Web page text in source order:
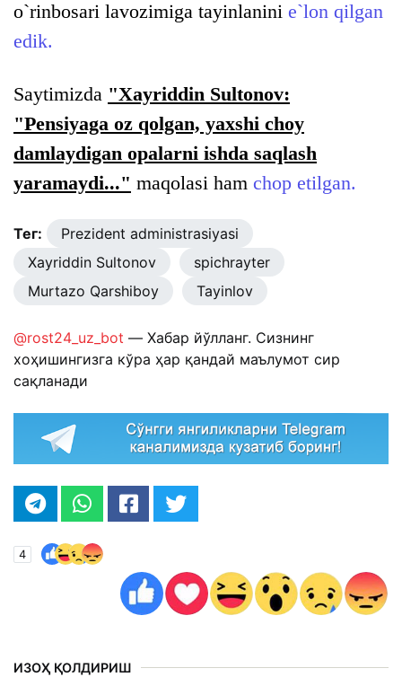
o`rinbosari lavozimiga tayinlanini e`lon qilgan
edik.
Saytimizda "Xayriddin Sultonov:
"Pensiyaga oz qolgan, yaxshi choy
damlaydigan opalarni ishda saqlash
yaramaydi..." maqolasi ham chop etilgan.
Тег:
Prezident administrasiyasi
Xayriddin Sultonov
spichrayter
Murtazo Qarshiboy
Tayinlov
@rost24_uz_bot — Хабар йўлланг. Сизнинг
хоҳишингизга кўра ҳар қандай маълумот сир
сақланади
4
ИЗОҲ ҚОЛДИРИШ